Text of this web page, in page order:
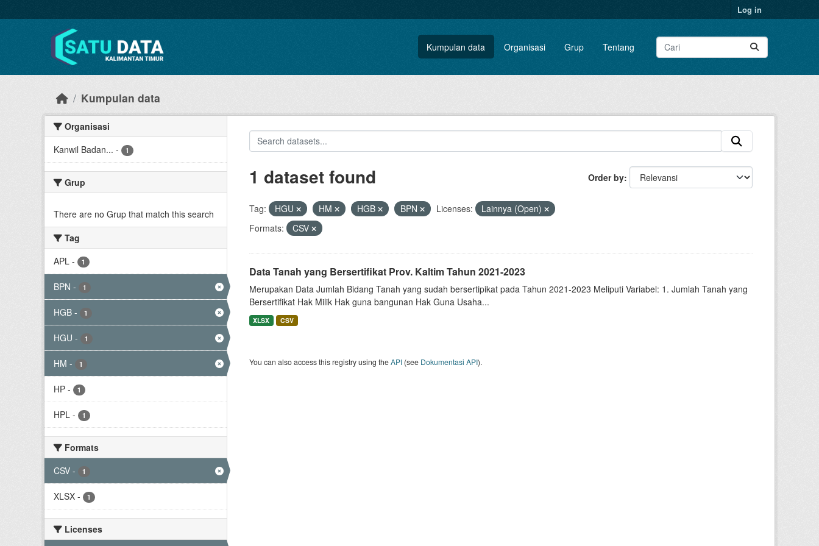
Log in
Kumpulan data Organisasi Grup Tentang
Kumpulan data
Organisasi
Kanwil Badan... - 1
Grup
There are no Grup that match this search
Tag
APL - 1
BPN - 1
HGB - 1
HGU - 1
HM - 1
HP - 1
HPL - 1
Formats
CSV - 1
XLSX - 1
Licenses
Order by
1 dataset found
Tag: HGU HM HGB BPN Licenses:
Lainnya (Open)
Formats:
CSV
Data Tanah yang Bersertifikat Prov. Kaltim Tahun 2021-2023
Merupakan Data Jumlah Bidang Tanah yang sudah bersertipikat pada Tahun 2021-2023 Meliputi Variabel: 1. Jumlah Tanah yang
Bersertifikat Hak Milik Hak guna bangunan Hak Guna Usaha...
XLSX CSV
You can also access this registry using theAPI(see Dokumentasi API).